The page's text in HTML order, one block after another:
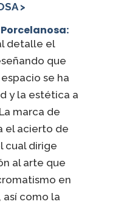
>
detalle el
que
se ha
y la estética a
marca de
el acierto de
cual dirige
al arte que
en
así como la